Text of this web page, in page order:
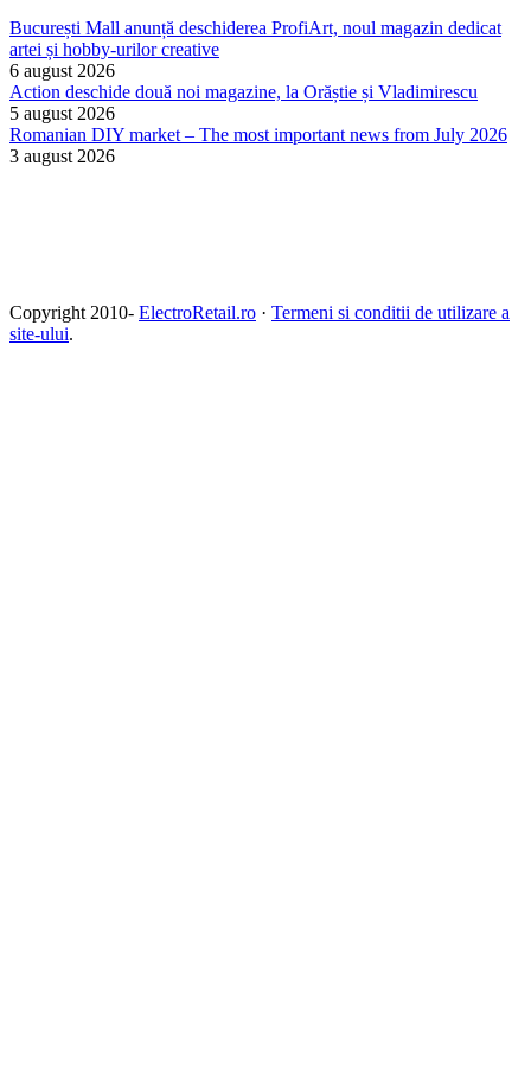
București Mall anunță deschiderea ProfiArt, noul magazin dedicat
artei și hobby-urilor creative
6 august 2026
Action deschide două noi magazine, la Orăștie și Vladimirescu
5 august 2026
Romanian DIY market – The most important news from July 2026
3 august 2026
Copyright 2010- ElectroRetail.ro · Termeni si conditii de utilizare a
site-ului.